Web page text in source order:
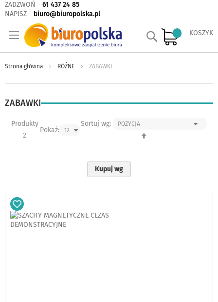
ZADZWOŃ
61 437 24 85
NAPISZ
biuro@biuropolska.pl
KOSZYK
Szukaj
Strona główna RÓŻNE ZABAWKI
ZABAWKI
Produkty
2
Pokaż:
Sortuj wg:
Kupuj wg
Dodaj
schowka